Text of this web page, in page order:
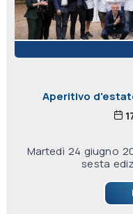
Aperitivo
Martedì 24 giugno
sesta